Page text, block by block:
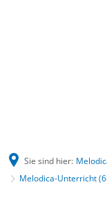
Sie sind hier:
Melodica-Unterricht